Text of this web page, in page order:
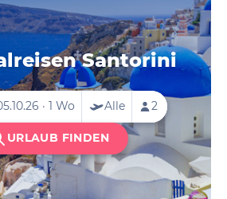
Santorini